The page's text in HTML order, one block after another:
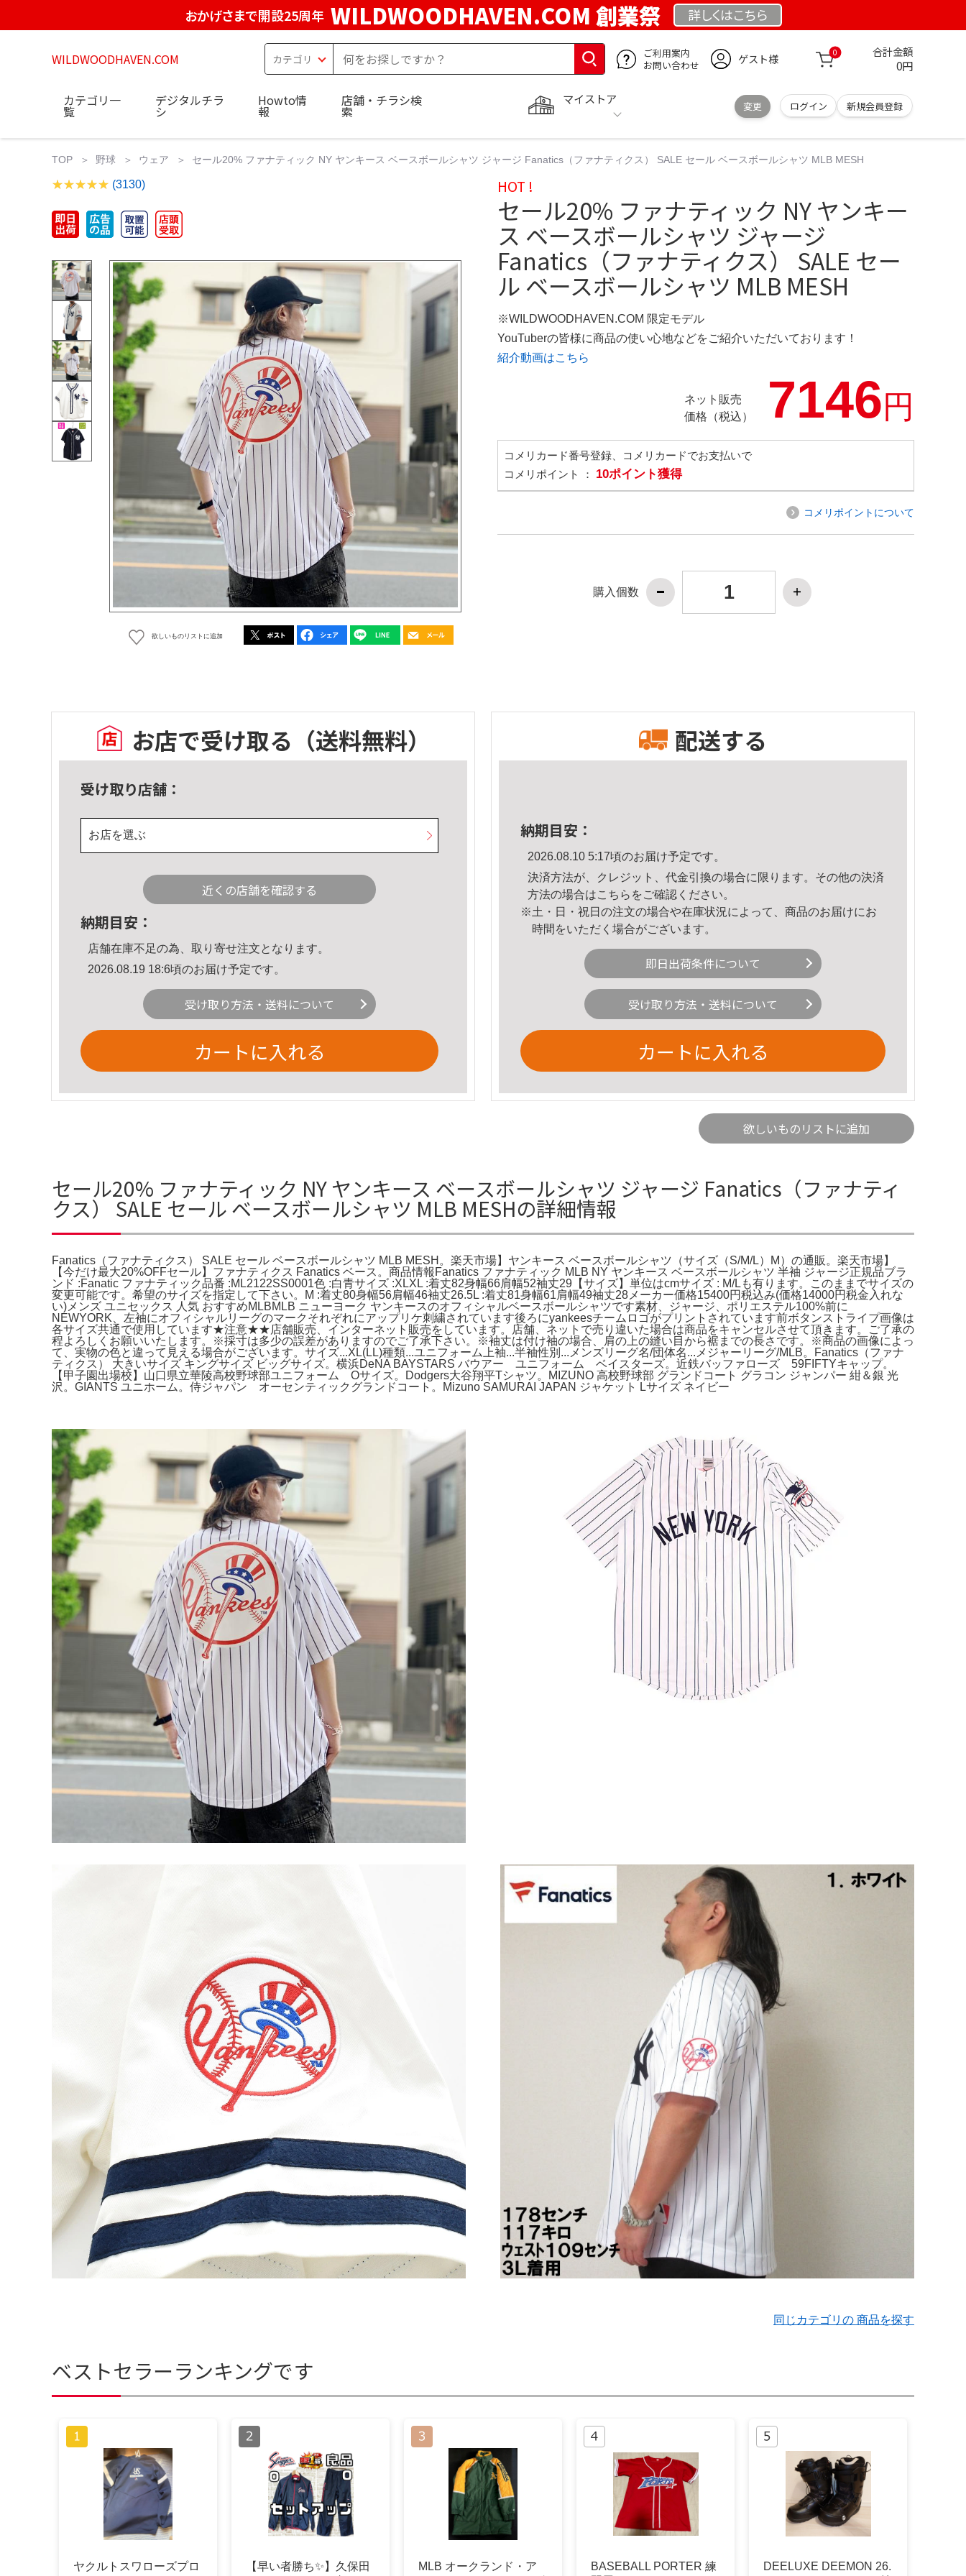
おかげさまで開設25周年 WILDWOODHAVEN.COM 創業祭 詳しくはこちら
WILDWOODHAVEN.COM
ご利用案内
お問い合わせ
ゲスト様 0 合計金額
0円
マイストア
変更 ログイン 新規会員登録
カテゴリ一
覧
デジタルチラ
シ
Howto情
報
店舗・チラシ検
索
TOP 野球 ウェア セール20% ファナティック NY ヤンキース ベースボールシャツ ジャージ Fanatics（ファナティクス） SALE セール ベースボールシャツ MLB MESH
(3130)
欲しいものリストに追加
HOT !
セール20% ファナティック NY ヤンキー
ス ベースボールシャツ ジャージ
Fanatics（ファナティクス） SALE セー
ル ベースボールシャツ MLB MESH
※WILDWOODHAVEN.COM 限定モデル
YouTuberの皆様に商品の使い心地などをご紹介いただいております！
紹介動画はこちら
ネット販売
価格（税込）
7146円
コメリカード番号登録、コメリカードでお支払いで
コメリポイント ： 10ポイント獲得
コメリポイントについて
購入個数
お店で受け取る （送料無料）
受け取り店舗：
お店を選ぶ
近くの店舗を確認する
納期目安：
店舗在庫不足の為、取り寄せ注文となります。
2026.08.19 18:6頃のお届け予定です。
受け取り方法・送料について
カートに入れる
配送する
納期目安：
2026.08.10 5:17頃のお届け予定です。
決済方法が、クレジット、代金引換の場合に限ります。その他の決済
方法の場合はこちら をご確認ください。
※土・日・祝日の注文の場合や在庫状況によって、商品のお届けにお
時間をいただく場合がございます。
即日出荷条件について
受け取り方法・送料について
カートに入れる
欲しいものリストに追加
セール20% ファナティック NY ヤンキース ベースボールシャツ ジャージ Fanatics（ファナティ
クス） SALE セール ベースボールシャツ MLB MESHの詳細情報
Fanatics（ファナティクス） SALE セール ベースボールシャツ MLB MESH。楽天市場】ヤンキース ベースボールシャツ（サイズ（S/M/L）M）の通販。楽天市場】
【今だけ最大20%OFFセール】ファナティクス Fanatics ベース。商品情報Fanatics ファナティック MLB NY ヤンキース ベースボールシャツ 半袖 ジャージ正規品ブラ
ンド :Fanatic ファナティック品番 :ML2122SS0001色 :白青サイズ :XLXL :着丈82身幅66肩幅52袖丈29【サイズ】単位はcmサイズ : M/Lも有ります。このままでサイズの
変更可能です。希望のサイズを指定して下さい。M :着丈80身幅56肩幅46袖丈26.5L :着丈81身幅61肩幅49袖丈28メーカー価格15400円税込み(価格14000円税金入れな
い)メンズ ユニセックス 人気 おすすめMLBMLB ニューヨーク ヤンキースのオフィシャルベースボールシャツです素材、ジャージ、ポリエステル100%前に
NEWYORK、左袖にオフィシャルリーグのマークそれぞれにアップリケ刺繍されています後ろにyankeesチームロゴがプリントされています前ボタンストライプ画像は
各サイズ共通で使用しています★注意★★店舗販売、インターネット販売をしています。店舗、ネットで売り違いた場合は商品をキャンセルさせて頂きます。ご了承の
程よろしくお願いいたします。※採寸は多少の誤差がありますのでご了承下さい。※袖丈は付け袖の場合、肩の上の縫い目から裾までの長さです。※商品の画像によっ
て、実物の色と違って見える場合がございます。サイズ...XL(LL)種類...ユニフォーム上袖...半袖性別...メンズリーグ名/団体名...メジャーリーグ/MLB。Fanatics（ファナ
ティクス） 大きいサイズ キングサイズ ビッグサイズ。横浜DeNA BAYSTARS バウアー ユニフォーム ベイスターズ。近鉄バッファローズ 59FIFTYキャップ。
【甲子園出場校】山口県立華陵高校野球部ユニフォーム Oサイズ。Dodgers大谷翔平Tシャツ。MIZUNO 高校野球部 グランドコート グラコン ジャンパー 紺＆銀 光
沢。GIANTS ユニホーム。侍ジャパン オーセンティックグランドコート。Mizuno SAMURAI JAPAN ジャケット Lサイズ ネイビー
同じカテゴリの 商品を探す
ベストセラーランキングです
ヤクルトスワローズプロ
【早い者勝ち✨】久保田
MLB オークランド・ア
BASEBALL PORTER 練
DEELUXE DEEMON 26.